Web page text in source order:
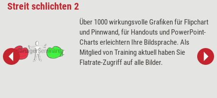
Streit schlichten 2
Über 1000 wirkungsvolle Grafiken für Flipchart
und Pinnwand, für Handouts und PowerPoint-
Charts erleichtern Ihre Bildsprache. Als
Mitglied von Training aktuell haben Sie
Flatrate-Zugriff auf alle Bilder.